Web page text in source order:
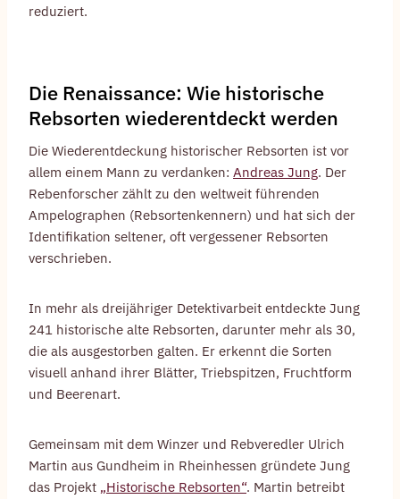
reduziert.
Die Renaissance: Wie historische
Rebsorten wiederentdeckt werden
Die Wiederentdeckung historischer Rebsorten ist vor
allem einem Mann zu verdanken: Andreas Jung. Der
Rebenforscher zählt zu den weltweit führenden
Ampelographen (Rebsortenkennern) und hat sich der
Identifikation seltener, oft vergessener Rebsorten
verschrieben.
In mehr als dreijähriger Detektivarbeit entdeckte Jung
241 historische alte Rebsorten, darunter mehr als 30,
die als ausgestorben galten. Er erkennt die Sorten
visuell anhand ihrer Blätter, Triebspitzen, Fruchtform
und Beerenart.
Gemeinsam mit dem Winzer und Rebveredler Ulrich
Martin aus Gundheim in Rheinhessen gründete Jung
das Projekt „Historische Rebsorten“. Martin betreibt